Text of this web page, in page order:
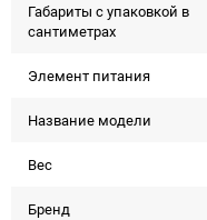
Габариты с упаковкой в
сантиметрах
Элемент питания
Название модели
Вес
Бренд